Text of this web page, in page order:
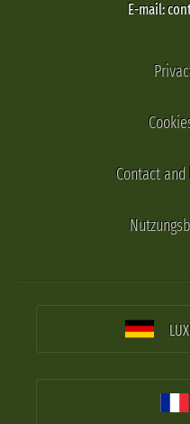
E-mail:
Contact